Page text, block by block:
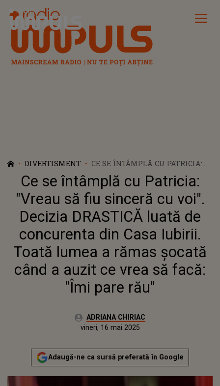
Radio Impuls
DIVERTISMENT
CE SE ÎNTÂMPLĂ CU PATRICIA:
"VREAU SĂ FIU SINCERĂ CU VOI".
DECIZIA DRASTICĂ LUATĂ DE
CONCURENTA DIN CASA IUBIRII.
TOATĂ LUMEA A RĂMAS ȘOCATĂ
CÂND A AUZIT CE VREA SĂ FACĂ:
Ce se întâmplă cu Patricia:
"Vreau să fiu sinceră cu voi".
Decizia DRASTICĂ luată de
concurenta din Casa Iubirii.
Toată lumea a rămas șocată
când a auzit ce vrea să facă:
"Îmi pare rău"
Autor:ADRIANA CHIRIAC
Actualizat:
vineri, 16 mai 2025
Adaugă-ne ca sursă preferată în Google